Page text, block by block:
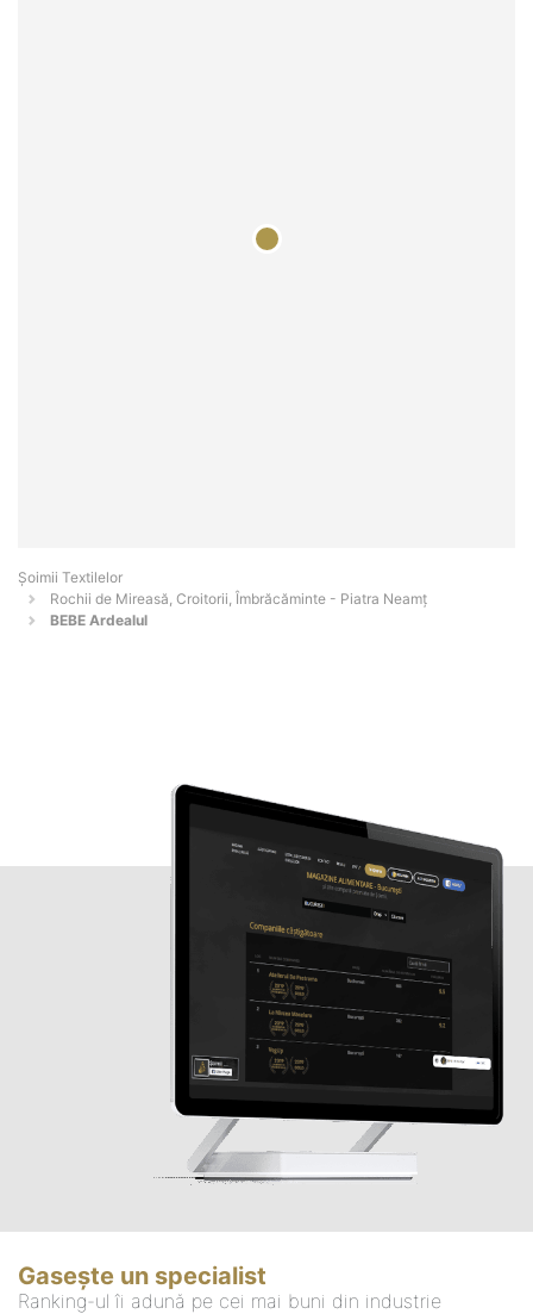
Șoimii Textilelor
Rochii de Mireasă, Croitorii, Îmbrăcăminte - Piatra Neamţ
BEBE Ardealul
Gasește un specialist
Ranking-ul îi adună pe cei mai buni din industrie